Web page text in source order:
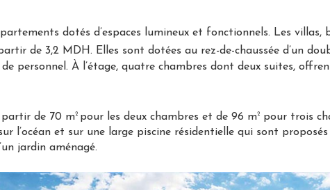
dotés d’espaces lumineux et fonctionnels. Les
de 3,2 MDH. Elles sont dotées au rez-de-chaussée d’un
de personnel. À l’étage, quatre chambres dont deux suites,
partir de 70 m2 pour les deux chambres et de 96 m2
pour trois
l’océan et sur une large piscine résidentielle qui sont
jardin aménagé.